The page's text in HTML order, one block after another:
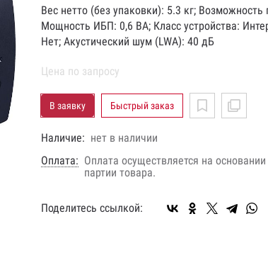
Вес нетто (без упаковки): 5.3 кг;
Мощность ИБП: 0,6 ВА; Класс устройства:
Нет; Акустический шум (LWA): 40 дБ
Цена по запросу
В заявку Быстрый заказ
Наличие: нет в наличии
Оплата: Оплата осуществляется на
партии товара.
Поделитесь ссылкой: